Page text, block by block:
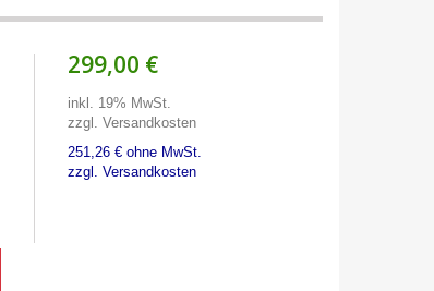
299,00 €
inkl. 19% MwSt.
zzgl. Versandkosten
251,26 € ohne MwSt.
zzgl. Versandkosten